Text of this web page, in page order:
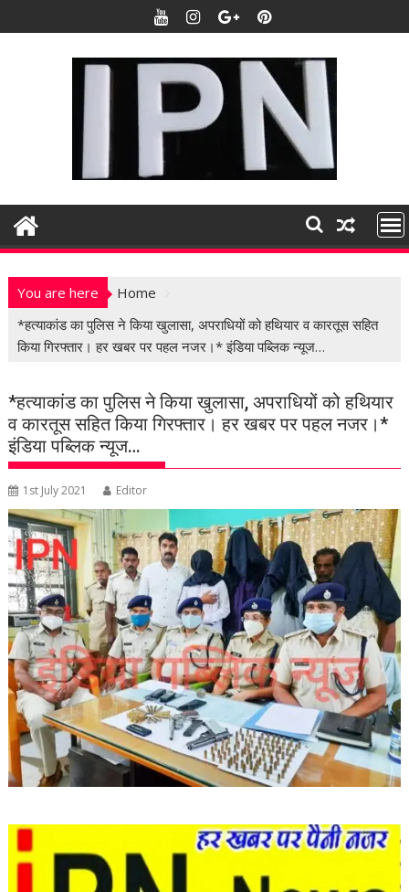
k
t
n
You are here
Home
*हत्याकांड का पुलिस ने किया खुलासा, अपराधियों को हथियार व कारतूस सहित
किया गिरफ्तार। हर खबर पर पहल नजर।* इंडिया पब्लिक न्यूज…
*हत्याकांड का पुलिस ने किया खुलासा, अपराधियों को हथियार
व कारतूस सहित किया गिरफ्तार। हर खबर पर पहल नजर।*
इंडिया पब्लिक न्यूज…
1st July 2021 Editor